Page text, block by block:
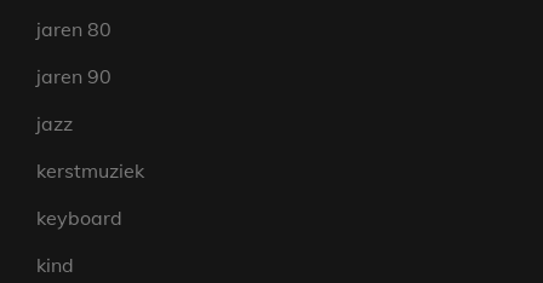
jaren 80
jaren 90
jazz
kerstmuziek
keyboard
kind